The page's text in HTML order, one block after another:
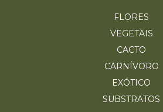
FLORES
VEGETAIS
CACTO
CARNÍVORO
EXÓTICO
SUBSTRATOS